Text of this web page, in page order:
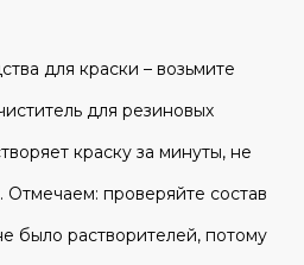
для краски – возьмите
для резиновых
краску за минуты, не
проверяйте состав
было растворителей, потому